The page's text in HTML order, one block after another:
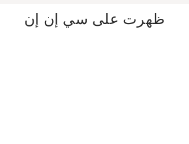
ظهرت على سي إن إن